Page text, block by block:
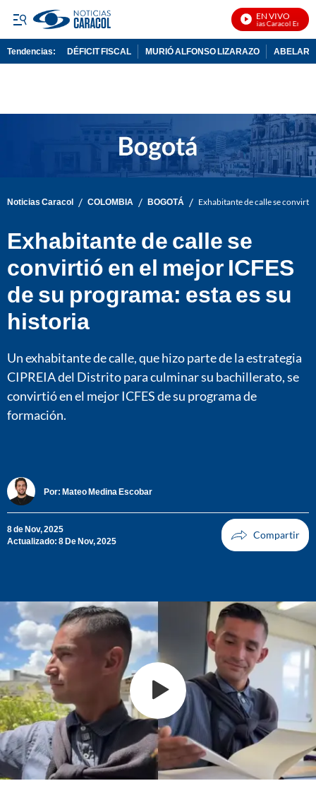
EN VIVO
Noticias Caracol En Vivo
Tendencias: DÉFICIT FISCAL MURIÓ ALFONSO LIZARAZO
Noticias Caracol / COLOMBIA / BOGOTÁ / Exhabitante de calle se
Exhabitante de calle se
convirtió en el mejor ICFES
de su programa: esta es su
historia
Un exhabitante de calle, que hizo parte de la estrategia
CIPREIA del Distrito para culminar su bachillerato, se
convirtió en el mejor ICFES de su programa de
formación.
Por: Mateo Medina Escobar
8 de Nov, 2025
Actualizado: 8 De Nov, 2025